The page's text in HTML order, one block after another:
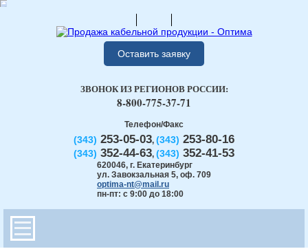
Оставить заявку
Телефон/Факс
(343) 253-05-03, (343) 253-80-16
(343) 352-44-63, (343) 352-41-53
620046, г. Екатеринбург
ул. Завокзальная 5, оф. 709
optima-nt@mail.ru
пн-пт: с 9:00 до 18:00
ЗВОНОК ИЗ РЕГИОНОВ РОССИИ:
8-800-775-37-71